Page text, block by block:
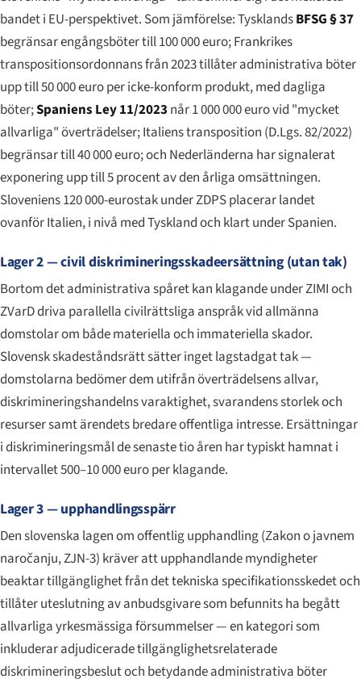
bandet i EU-perspektivet. Som jämförelse: TysklandsBFSG § 37
begränsar engångsböter till 100 000 euro; Frankrikes
transpositionsordonnans från 2023 tillåter administrativa böter
upp till 50 000 euro per icke-konform produkt, med dagliga
böter;Spaniens Ley 11/2023 når 1 000 000 euro vid "mycket
allvarliga" överträdelser; Italiens transposition (D.Lgs. 82/2022)
begränsar till 40 000 euro; och Nederländerna har signalerat
exponering upp till 5 procent av den årliga omsättningen.
Sloveniens 120 000-eurostak under ZDPS placerar landet
ovanför Italien, i nivå med Tyskland och klart under Spanien.
Lager 2 — civil diskrimineringsskadeersättning (utan tak)
Bortom det administrativa spåret kan klagande under ZIMI och
ZVarD driva parallella civilrättsliga anspråk vid allmänna
domstolar om både materiella och immateriella skador.
Slovensk skadeståndsrätt sätter inget lagstadgat tak —
domstolarna bedömer dem utifrån överträdelsens allvar,
diskrimineringshandelns varaktighet, svarandens storlek och
resurser samt ärendets bredare offentliga intresse. Ersättningar
i diskrimineringsmål de senaste tio åren har typiskt hamnat i
intervallet 500–10 000 euro per klagande.
Lager 3 — upphandlingsspärr
Den slovenska lagen om offentlig upphandling (Zakon o javnem
naročanju, ZJN-3) kräver att upphandlande myndigheter
beaktar tillgänglighet från det tekniska specifikationsskedet och
tillåter uteslutning av anbudsgivare som befunnits ha begått
allvarliga yrkesmässiga försummelser — en kategori som
inkluderar adjudicerade tillgänglighetsrelaterade
diskrimineringsbeslut och betydande administrativa böter